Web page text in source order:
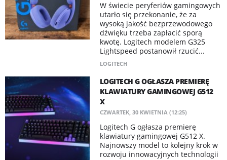
W świecie peryferiów gamingowych
utarło się przekonanie, że za
wysoką jakość bezprzewodowego
dźwięku trzeba zapłacić sporą
kwotę. Logitech modelem G325
Lightspeed postanowił rzucić...
LOGITECH
LOGITECH G OGŁASZA PREMIERĘ
KLAWIATURY GAMINGOWEJ G512
X
CZWARTEK, 30 KWIETNIA (12:25)
Logitech G ogłasza premierę
klawiatury gamingowej G512 X.
Najnowszy model to kolejny krok w
rozwoju innowacyjnych technologii